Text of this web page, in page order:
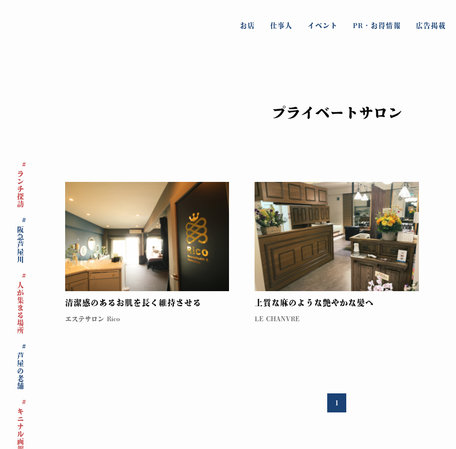
お店 仕事人 イベント PR・お得情報 広告掲載
ランチ探訪
阪急芦屋川
人が集まる場所
芦屋の老舗
キニナル画報
プライベートサロン
清潔感のあるお肌を長く維持させる
エステサロン Rico
上質な麻のような艶やかな髪へ
LE CHANVRE
1